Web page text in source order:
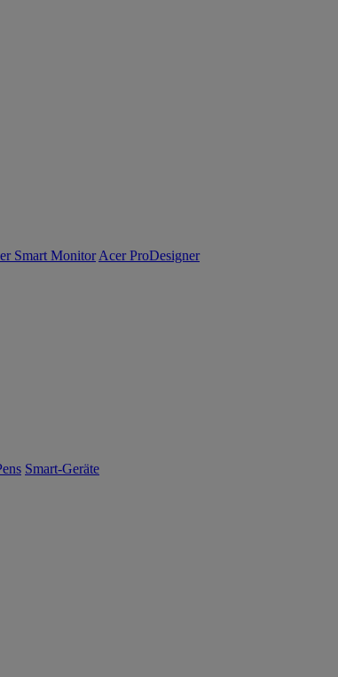
Smart Monitor Acer ProDesigner
Smart-Geräte